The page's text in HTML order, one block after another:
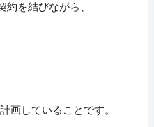
約を結びながら、
画していることです。